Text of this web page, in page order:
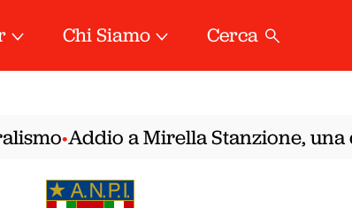
Chi Siamo Cerca
•Addio a Mirella Stanzione, una